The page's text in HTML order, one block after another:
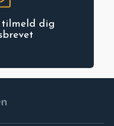
tilmeld dig